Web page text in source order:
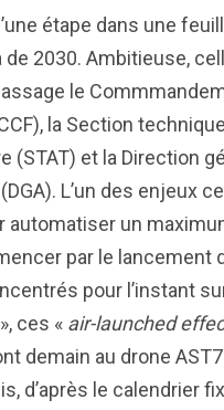
étape dans une
de 2030. Ambitieuse,
le
la Section
(STAT) et la Direction
L’un des enjeux
automatiser un
par le lancement
pour l’instant
ces « air-launched
demain au drone
d’après le calendrier